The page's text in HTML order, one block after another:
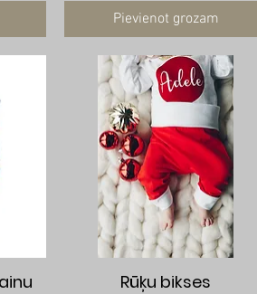
Pievienot grozam
Ātrais skats
Rūķu bikses